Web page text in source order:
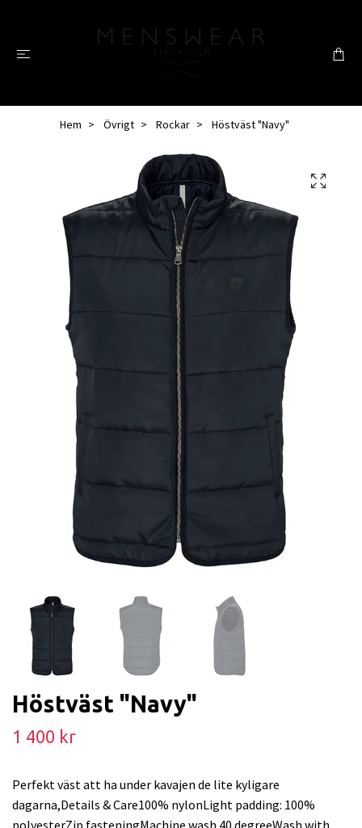
Hem Övrigt Rockar Höstväst "Navy"
Höstväst "Navy"
1 400 kr
Perfekt väst att ha under kavajen de lite kyligare
dagarna,Details & Care100% nylonLight padding: 100%